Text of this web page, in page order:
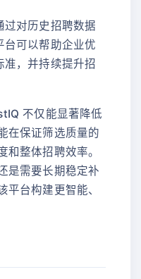
过对历史招聘数据
台可以帮助企业优
准，并持续提升招
不仅能显著降低
在保证筛选质量的
和整体招聘效率。
是需要长期稳定补
平台构建更智能、